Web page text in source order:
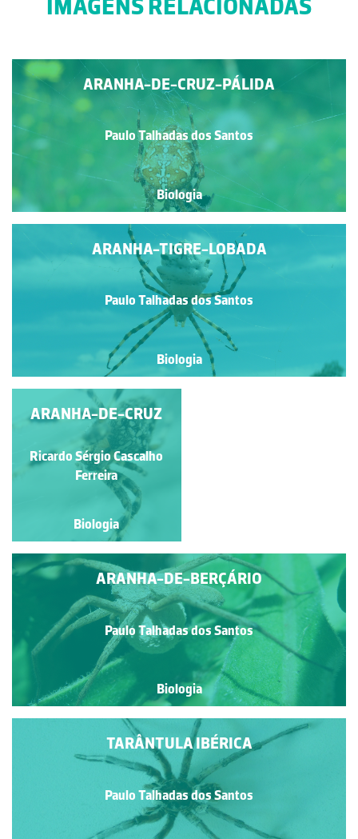
ARANHA-DE-CRUZ-PÁLIDA
Paulo Talhadas dos Santos
Biologia
ARANHA-TIGRE-LOBADA
Paulo Talhadas dos Santos
Biologia
OPILIÃO
Paulo Talhadas dos Santos
Biologia
ARANHA-DE-BERÇÁRIO
Paulo Talhadas dos Santos
Biologia
TARÂNTULA IBÉRICA
Paulo Talhadas dos Santos
ARANHA-DE-CRUZ
Ricardo Sérgio Cascalho
Ferreira
Biologia